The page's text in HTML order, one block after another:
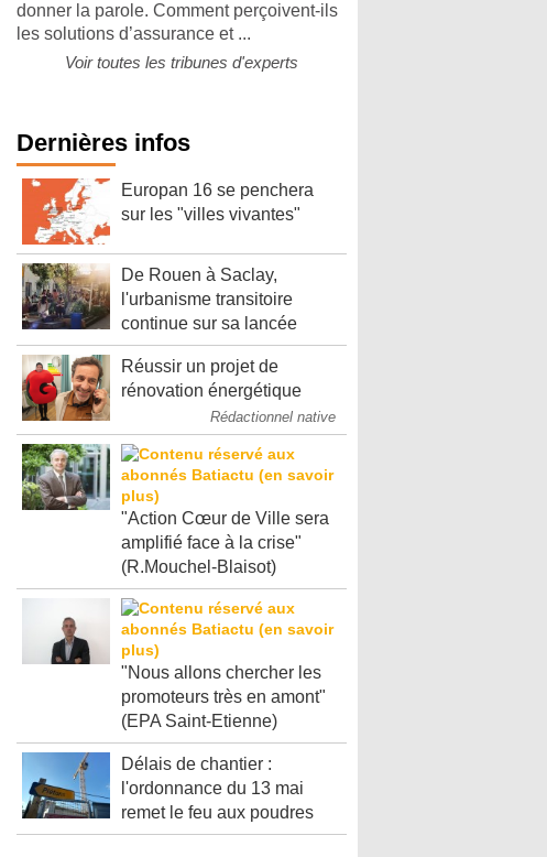
donner la parole. Comment perçoivent-ils
les solutions d’assurance et ...
Voir toutes les tribunes d'experts
Dernières infos
Europan 16 se penchera
sur les "villes vivantes"
De Rouen à Saclay,
l'urbanisme transitoire
continue sur sa lancée
Réussir un projet de
rénovation énergétique
Rédactionnel native
"Action Cœur de Ville sera
amplifié face à la crise"
(R.Mouchel-Blaisot)
"Nous allons chercher les
promoteurs très en amont"
(EPA Saint-Etienne)
Délais de chantier :
l'ordonnance du 13 mai
remet le feu aux poudres